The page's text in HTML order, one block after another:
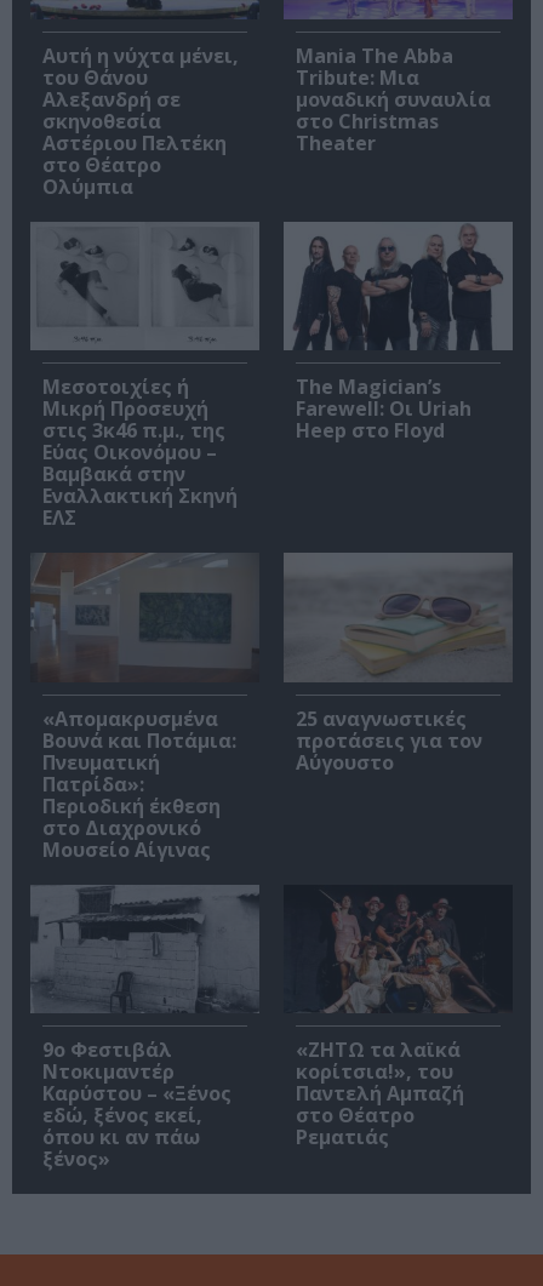
Αυτή η νύχτα μένει,
του Θάνου
Αλεξανδρή σε
σκηνοθεσία
Αστέριου Πελτέκη
στο Θέατρο
Ολύμπια
Mania The Abba
Tribute: Μια
μοναδική συναυλία
στο Christmas
Theater
Μεσοτοιχίες ή
Μικρή Προσευχή
στις 3κ46 π.μ., της
Εύας Οικονόμου –
Βαμβακά στην
Εναλλακτική Σκηνή
ΕΛΣ
The Magician’s
Farewell: Οι Uriah
Heep στο Floyd
«Απομακρυσμένα
Βουνά και Ποτάμια:
Πνευματική
Πατρίδα»:
Περιοδική έκθεση
στο Διαχρονικό
Μουσείο Αίγινας
25 αναγνωστικές
προτάσεις για τον
Αύγουστο
9ο Φεστιβάλ
Ντοκιμαντέρ
Καρύστου – «Ξένος
εδώ, ξένος εκεί,
όπου κι αν πάω
ξένος»
«ΖΗΤΩ τα λαϊκά
κορίτσια!», του
Παντελή Αμπαζή
στο Θέατρο
Ρεματιάς